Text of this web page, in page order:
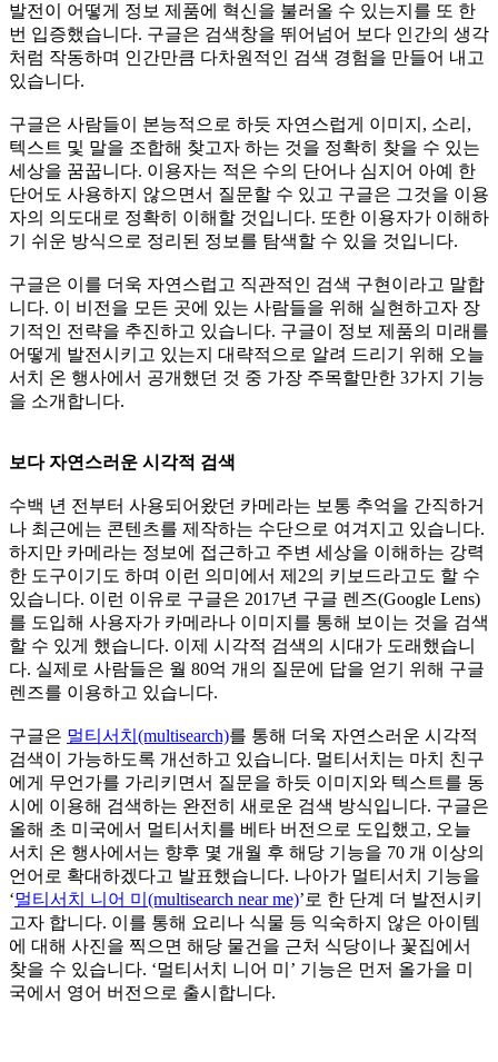
발전이 어떻게 정보 제품에 혁신을 불러올 수 있는지를 또 한
번 입증했습니다. 구글은 검색창을 뛰어넘어 보다 인간의 생각
처럼 작동하며 인간만큼 다차원적인 검색 경험을 만들어 내고
있습니다.
구글은 사람들이 본능적으로 하듯 자연스럽게 이미지, 소리,
텍스트 및 말을 조합해 찾고자 하는 것을 정확히 찾을 수 있는
세상을 꿈꿉니다. 이용자는 적은 수의 단어나 심지어 아예 한
단어도 사용하지 않으면서 질문할 수 있고 구글은 그것을 이용
자의 의도대로 정확히 이해할 것입니다. 또한 이용자가 이해하
기 쉬운 방식으로 정리된 정보를 탐색할 수 있을 것입니다.
구글은 이를 더욱 자연스럽고 직관적인 검색 구현이라고 말합
니다. 이 비전을 모든 곳에 있는 사람들을 위해 실현하고자 장
기적인 전략을 추진하고 있습니다. 구글이 정보 제품의 미래를
어떻게 발전시키고 있는지 대략적으로 알려 드리기 위해 오늘
서치 온 행사에서 공개했던 것 중 가장 주목할만한 3가지 기능
을 소개합니다.
보다 자연스러운 시각적 검색
수백 년 전부터 사용되어왔던 카메라는 보통 추억을 간직하거
나 최근에는 콘텐츠를 제작하는 수단으로 여겨지고 있습니다.
하지만 카메라는 정보에 접근하고 주변 세상을 이해하는 강력
한 도구이기도 하며 이런 의미에서 제2의 키보드라고도 할 수
있습니다. 이런 이유로 구글은 2017년 구글 렌즈(Google Lens)
를 도입해 사용자가 카메라나 이미지를 통해 보이는 것을 검색
할 수 있게 했습니다. 이제 시각적 검색의 시대가 도래했습니
다. 실제로 사람들은 월 80억 개의 질문에 답을 얻기 위해 구글
렌즈를 이용하고 있습니다.
구글은 멀티서치(multisearch)를 통해 더욱 자연스러운 시각적
검색이 가능하도록 개선하고 있습니다. 멀티서치는 마치 친구
에게 무언가를 가리키면서 질문을 하듯 이미지와 텍스트를 동
시에 이용해 검색하는 완전히 새로운 검색 방식입니다. 구글은
올해 초 미국에서 멀티서치를 베타 버전으로 도입했고, 오늘
서치 온 행사에서는 향후 몇 개월 후 해당 기능을 70 개 이상의
언어로 확대하겠다고 발표했습니다. 나아가 멀티서치 기능을
‘멀티서치 니어 미(multisearch near me)’로 한 단계 더 발전시키
고자 합니다. 이를 통해 요리나 식물 등 익숙하지 않은 아이템
에 대해 사진을 찍으면 해당 물건을 근처 식당이나 꽃집에서
찾을 수 있습니다. ‘멀티서치 니어 미’ 기능은 먼저 올가을 미
국에서 영어 버전으로 출시합니다.